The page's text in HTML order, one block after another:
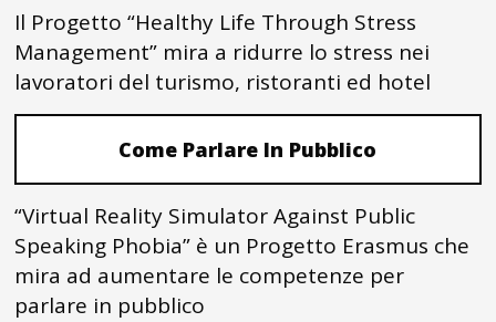
Il Progetto “Healthy Life Through Stress
Management” mira a ridurre lo stress nei
lavoratori del turismo, ristoranti ed hotel
Come Parlare In Pubblico
“Virtual Reality Simulator Against Public
Speaking Phobia” è un Progetto Erasmus che
mira ad aumentare le competenze per
parlare in pubblico